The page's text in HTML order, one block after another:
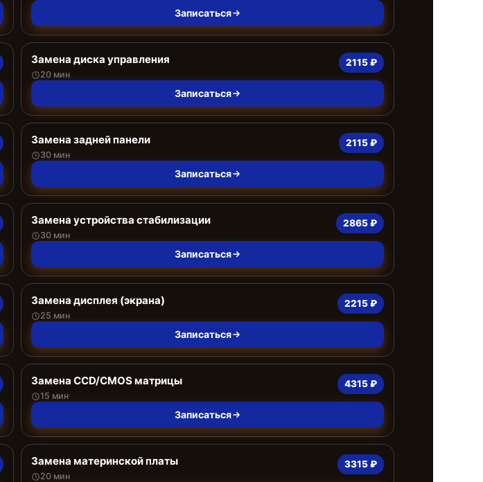
Записаться
Замена диска управления
20 мин
2115 ₽
Записаться
Замена задней панели
30 мин
2115 ₽
Записаться
Замена устройства стабилизации
30 мин
2865 ₽
Записаться
Замена дисплея (экрана)
25 мин
2215 ₽
Записаться
Замена CCD/CMOS матрицы
15 мин
4315 ₽
Записаться
Замена материнской платы
20 мин
3315 ₽